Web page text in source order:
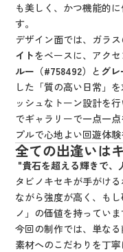
も美しく、かつ機能的
す。
デザイン面では、ガラ
イトをベースに、アク
ルー（#758492） と グレ
した「質の高い日常」
ッシュなトーン設計を
でギャラリーで一点一
プルで心地よい回遊体
全ての出逢いは
"貴石を超える輝きで、
タビノキセキが手がけ
ながら強度が高く、も
ノ」の価値を持っていま
今回の制作では、単な
素材へのこだわりを丁